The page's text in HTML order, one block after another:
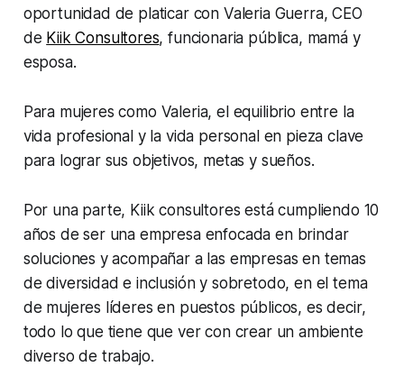
oportunidad de platicar con Valeria Guerra, CEO
de Kiik Consultores, funcionaria pública, mamá y
esposa.
Para mujeres como Valeria, el equilibrio entre la
vida profesional y la vida personal en pieza clave
para lograr sus objetivos, metas y sueños.
Por una parte, Kiik consultores está cumpliendo 10
años de ser una empresa enfocada en brindar
soluciones y acompañar a las empresas en temas
de diversidad e inclusión y sobretodo, en el tema
de mujeres líderes en puestos públicos, es decir,
todo lo que tiene que ver con crear un ambiente
diverso de trabajo.